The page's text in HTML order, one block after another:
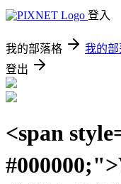
登入
我的部落格 我的
登出
<span